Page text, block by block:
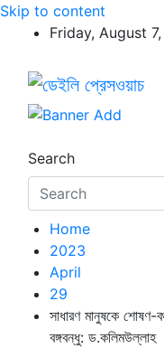
Skip to content
Friday, August
ডেইলি
ডেইলি প্রেসওয়াচ
Search
Home
2023
April
29
সাধারণ মানুষকে
বঙ্গবন্ধু: ড.কলিমউল্লাহ